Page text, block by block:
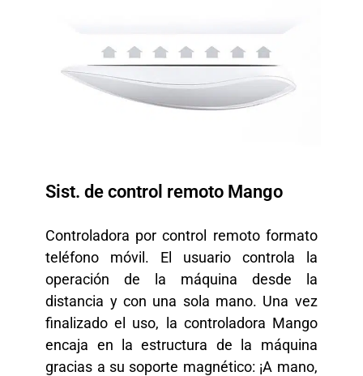
Sist. de control remoto Mango
Controladora por control remoto formato
teléfono móvil. El usuario controla la
operación de la máquina desde la
distancia y con una sola mano. Una vez
finalizado el uso, la controladora Mango
encaja en la estructura de la máquina
gracias a su soporte magnético: ¡A mano,